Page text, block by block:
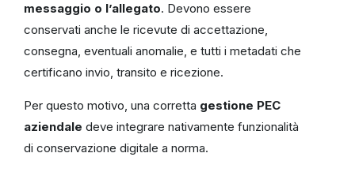
messaggio o l’allegato. Devono essere
conservati anche le ricevute di accettazione,
consegna, eventuali anomalie, e tutti i metadati che
certificano invio, transito e ricezione.
Per questo motivo, una corretta gestione PEC
aziendale deve integrare nativamente funzionalità
di conservazione digitale a norma.